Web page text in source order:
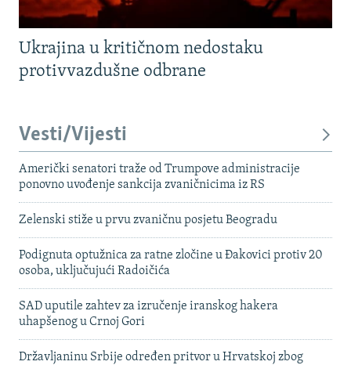
Ukrajina u kritičnom nedostaku
protivvazdušne odbrane
Vesti/Vijesti
Američki senatori traže od Trumpove administracije
ponovno uvođenje sankcija zvaničnicima iz RS
Zelenski stiže u prvu zvaničnu posjetu Beogradu
Podignuta optužnica za ratne zločine u Đakovici protiv 20
osoba, uključujući Radoičića
SAD uputile zahtev za izručenje iranskog hakera
uhapšenog u Crnoj Gori
Državljaninu Srbije određen pritvor u Hrvatskoj zbog